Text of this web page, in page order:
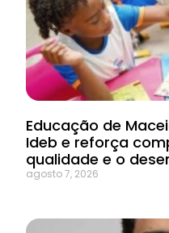
Educação de
Ideb e reforça
qualidade e o
agosto 7, 2026